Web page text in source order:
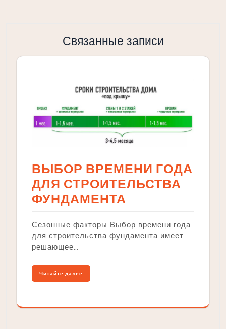
Связанные записи
ВЫБОР ВРЕМЕНИ ГОДА
ДЛЯ СТРОИТЕЛЬСТВА
ФУНДАМЕНТА
Сезонные факторы Выбор времени года
для строительства фундамента имеет
решающее…
Читайте далее